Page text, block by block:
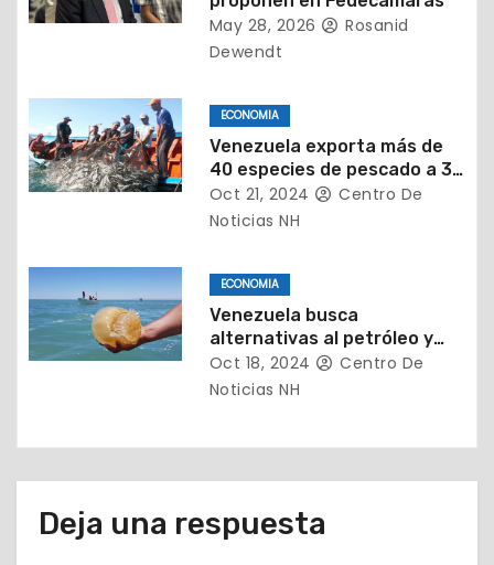
e
n
t
r
d
a
May 28, 2026
Rosanid
Dewendt
ECONOMIA
Venezuela exporta más de
40 especies de pescado a 38
países
Oct 21, 2024
Centro De
Noticias NH
ECONOMIA
Venezuela busca
alternativas al petróleo y
exporta 156 toneladas de
medusa bola a Corea del Sur
Oct 18, 2024
Centro De
Noticias NH
Deja una respuesta